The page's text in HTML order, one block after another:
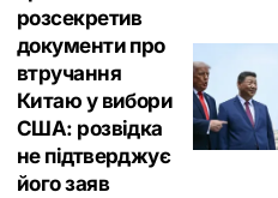
розсекретив
документи про
втручання
Китаю у вибори
США: розвідка
не підтверджує
його заяв